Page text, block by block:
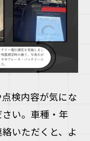
検内容が気にな
い。車種・年
いただくと、よ